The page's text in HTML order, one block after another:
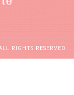
RIGHTS RESERVED.